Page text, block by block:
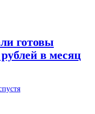
готовы
в месяц